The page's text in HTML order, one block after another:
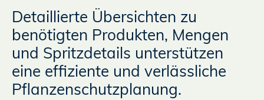
Detaillierte Übersichten zu
benötigten Produkten, Mengen
und Spritzdetails unterstützen
eine effiziente und verlässliche
Pflanzenschutzplanung.